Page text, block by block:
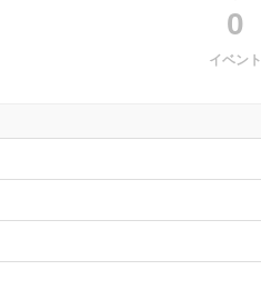
0
イベント